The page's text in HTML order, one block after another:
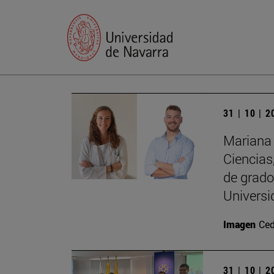
31 | 10 |
de
Imagen
31 | 10 |